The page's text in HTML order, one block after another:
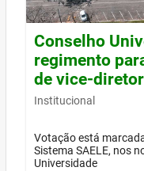
Conselho
regimento
de vice-
Institucional
Votação está
Sistema SAELE, nos
Universidade